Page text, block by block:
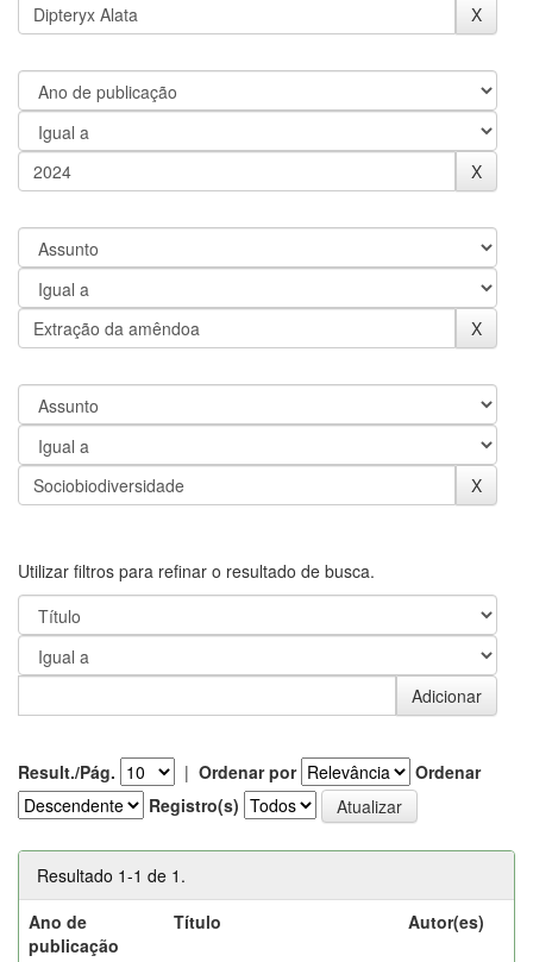
Utilizar filtros para refinar o resultado de busca.
Result./Pág. | Ordenar por
Ordenar
Registro(s)
Resultado 1-1 de 1.
Ano de
publicação
Título Autor(es)